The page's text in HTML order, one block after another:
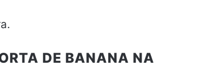
DE BANANA NA